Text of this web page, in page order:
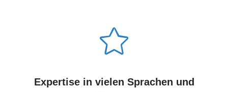
Expertise in vielen Sprachen und